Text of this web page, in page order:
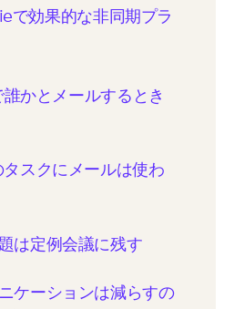
効果的な非同期プラ
かとメールするとき
スクにメールは使わ
は定例会議に残す
ケーションは減らすの